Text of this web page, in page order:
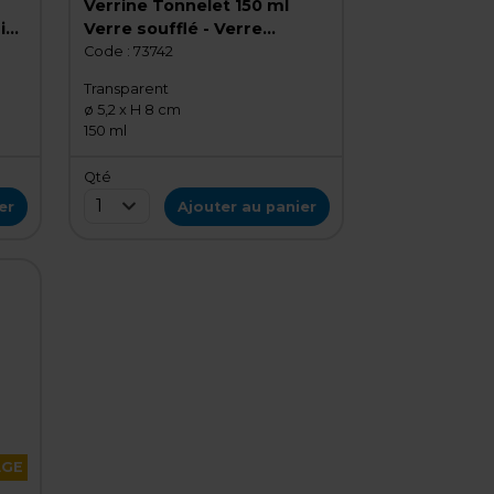
Verrine Tonnelet 150 ml
Verre soufflé - Verre
Tonnelet - Lot de 6
Code : 73742
Transparent
ø 5,2 x H 8 cm
150 ml
Qté
1 Ajouter au panier